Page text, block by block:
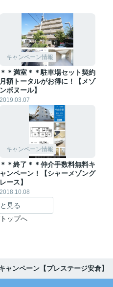
キャンペーン情報
＊＊満室＊＊駐車場セット契約
月額トータルがお得に！【メゾ
ンボヌール】
2019.03.07
キャンペーン情報
＊＊終了＊＊仲介手数料無料キ
ャンペーン！【シャーメゾング
レース】
2018.10.08
見る
ップへ
ャンペーン【プレステージ安倉】